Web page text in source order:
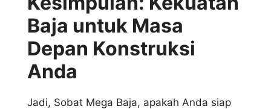
Baja untuk Masa
Depan Konstruksi
Anda
Jadi, Sobat Mega Baja, apakah Anda siap